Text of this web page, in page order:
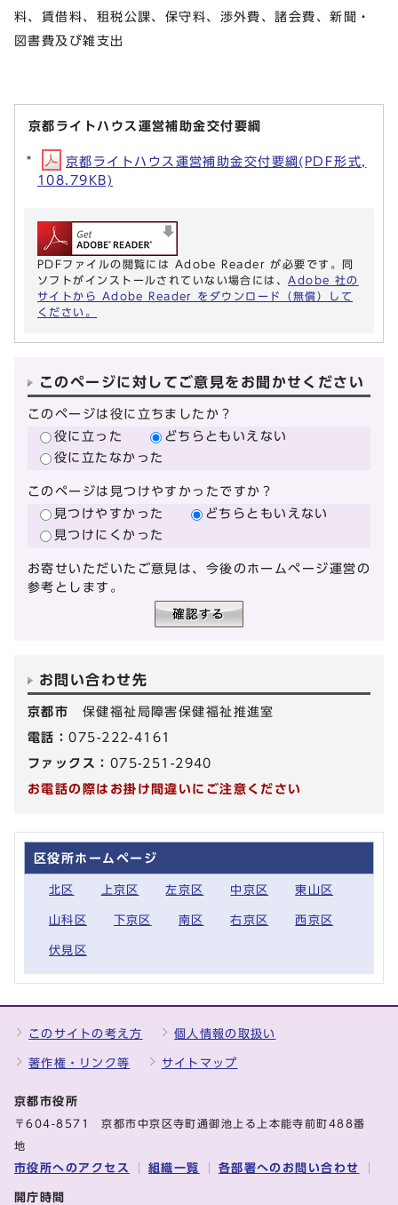
料、賃借料、租税公課、保守料、渉外費、諸会費、新聞・
図書費及び雑支出
京都ライトハウス運営補助金交付要綱
京都ライトハウス運営補助金交付要綱(PDF形式,
108.79KB)
PDFファイルの閲覧には Adobe Reader が必要です。同
ソフトがインストールされていない場合には、 Adobe 社の
サイトから Adobe Reader をダウンロード（無償）して
ください。
このページに対してご意見をお聞かせください
このページは役に立ちましたか？
役に立った
どちらともいえない
役に立たなかった
このページは見つけやすかったですか？
見つけやすかった
どちらともいえない
見つけにくかった
お寄せいただいたご意見は、今後のホームページ運営の
参考とします。
お問い合わせ先
京都市 保健福祉局障害保健福祉推進室
電話：075-222-4161
ファックス： 075-251-2940
お電話の際はお掛け間違いにご注意ください
区役所ホームページ
北区 上京区 左京区 中京区 東山区
山科区 下京区 南区 右京区 西京区
伏見区
このサイトの考え方 個人情報の取扱い
著作権・リンク等 サイトマップ
京都市役所
〒604-8571 京都市中京区寺町通御池上る上本能寺前町488番
地
市役所へのアクセス 組織一覧 各部署へのお問い合わせ
開庁時間